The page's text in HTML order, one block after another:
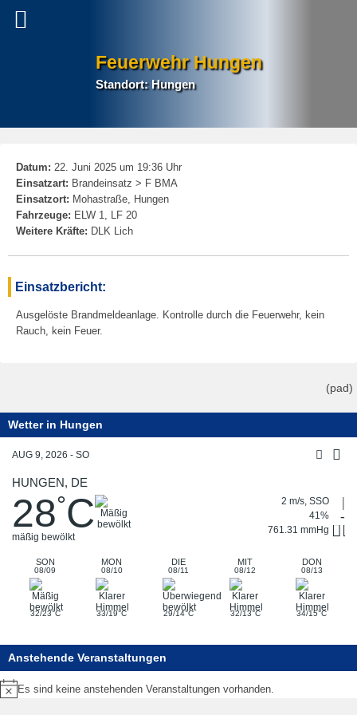
Feuerwehr Hungen
Standort: Hungen
Datum: 22. Juni 2025 um 19:36 Uhr
Einsatzart: Brandeinsatz > F BMA
Einsatzort: Mohastraße, Hungen
Fahrzeuge: ELW 1, LF 20
Weitere Kräfte: DLK Lich
Einsatzbericht:
Ausgelöste Brandmeldeanlage. Kontrolle durch die Feuerwehr, kein
Rauch, kein Feuer.
(pad)
Wetter in Hungen
AUG 9, 2026 - SO
HUNGEN, DE
28°C
mäßig bewölkt
2 m/s, SSO
41%
761.31 mmHg
SON
08/09
MON
08/10
DIE
08/11
MIT
08/12
DON
08/13
32/23°C 33/19°C 29/14°C 32/13°C 34/15°C
Anstehende Veranstaltungen
Hinweis
Es sind keine anstehenden Veranstaltungen vorhanden.